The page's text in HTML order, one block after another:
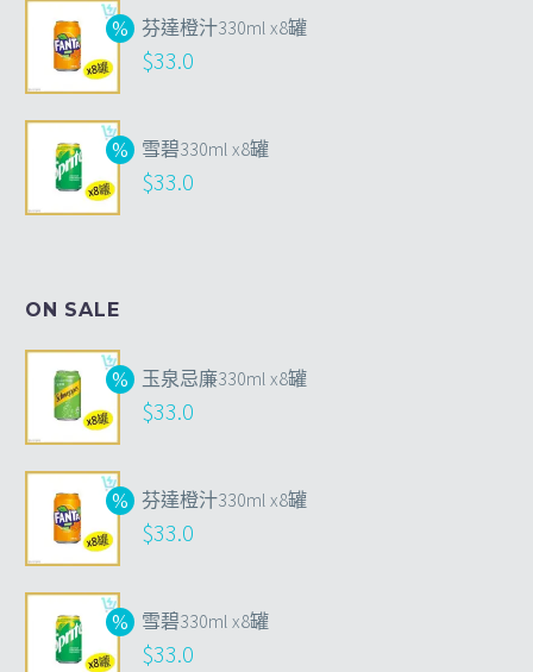
芬達橙汁330ml x8罐
$33.0
雪碧330ml x8罐
$33.0
ON SALE
玉泉忌廉330ml x8罐
$33.0
芬達橙汁330ml x8罐
$33.0
雪碧330ml x8罐
$33.0